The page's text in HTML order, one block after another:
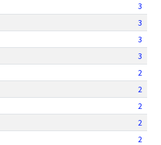
3
3
3
3
2
2
2
2
2